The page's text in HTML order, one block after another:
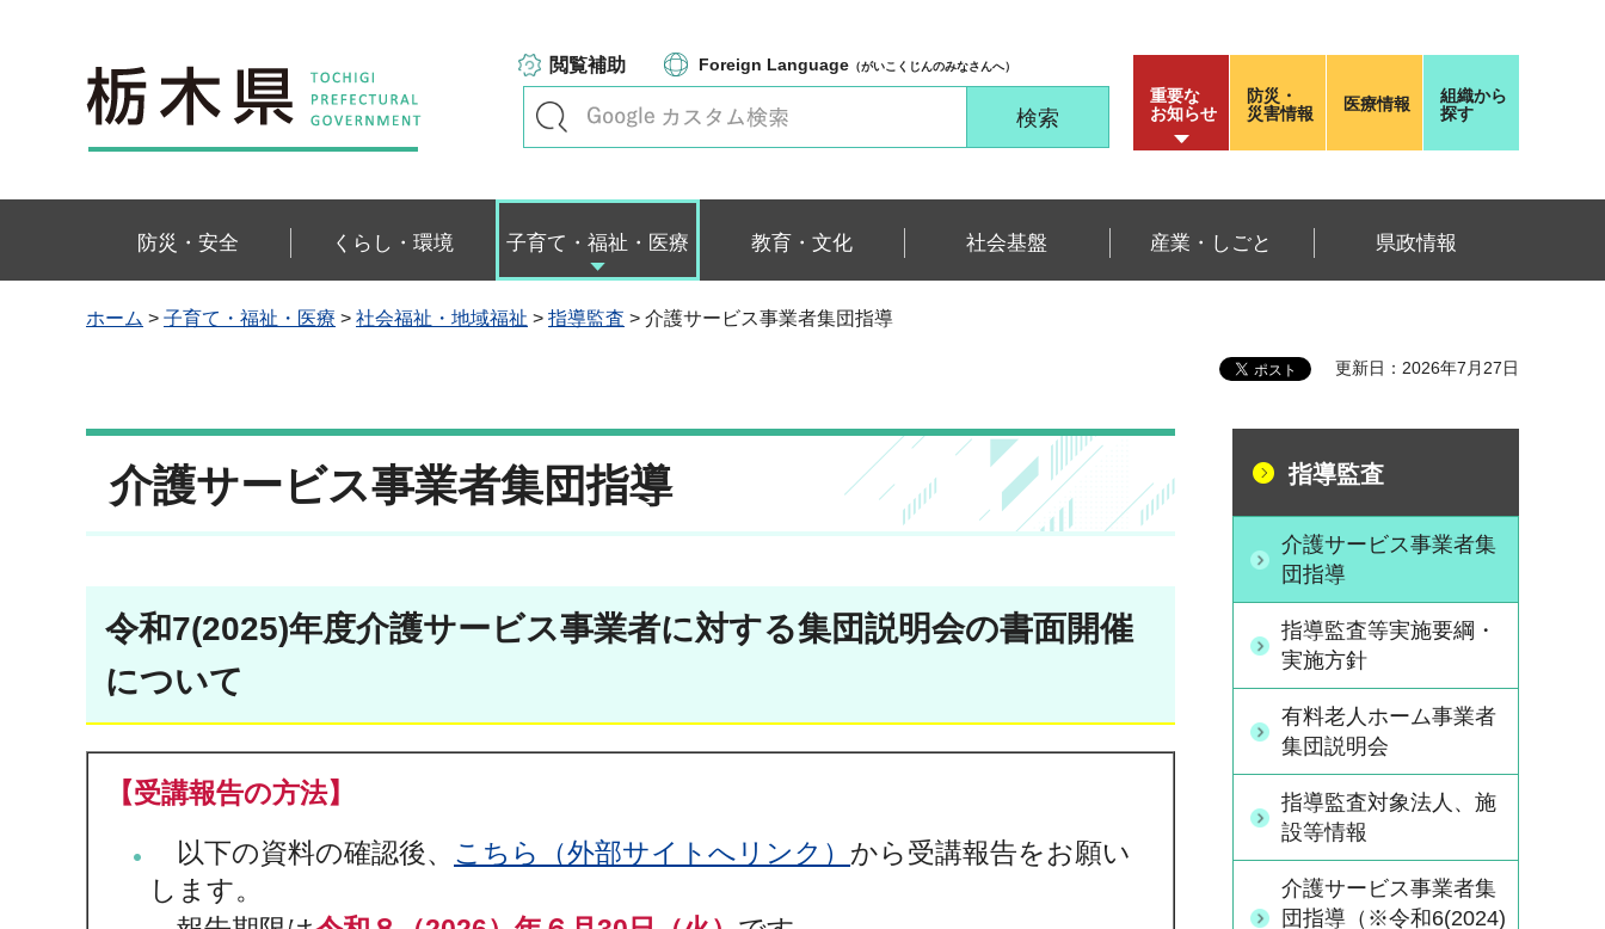
栃木県
閲覧補助 Foreign Language （がいこくじんのみなさんへ）
重要な
お知らせ
防災・
災害情報
医療情報
組織から
探す
防災・安全 くらし・環境 子育て・福祉・医療 教育・文化 社会基盤 産業・しごと 県政情報
ホーム > 子育て・福祉・医療 > 社会福祉・地域福祉 > 指導監査 > 介護サービス事業者集団指導
更新日：2026年7月27日
介護サービス事業者集団指導
令和7(2025)年度介護サービス事業者に対する集団説明会の書面開催
について
【受講報告の方法】
以下の資料の確認後、 こちら（外部サイトへリンク） から受講報告をお願い
します。
指導監査
介護サービス事業者集
団指導
指導監査等実施要綱・
実施方針
有料老人ホーム事業者
集団説明会
指導監査対象法人、施
設等情報
介護サービス事業者集
団指導（※令和6(2024)